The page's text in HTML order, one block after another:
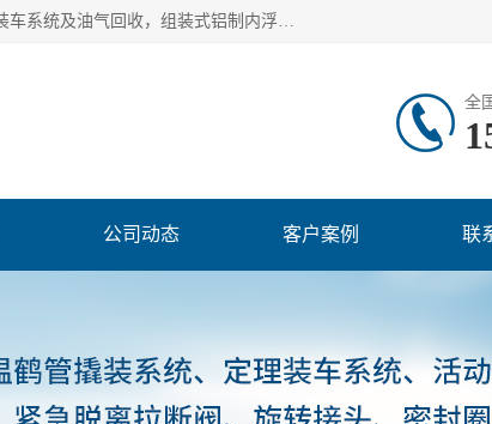
连云港爱德石化机械有限公司主要产品有：鹤管、旋转接头、密封圈、输油臂、储运定量装车系统及油气回收，组装式铝制内浮盘及油罐附件、钢结构栈桥/平台、活动梯、紧急脱离拉断阀等。完备的制造和检测手段以及高素质的员工确保了产品的质量。
全
公司动态 客户案例 联